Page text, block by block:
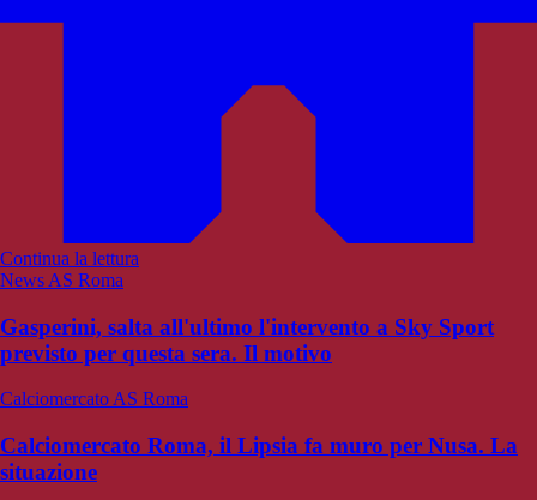
Continua la lettura
News AS Roma
Gasperini, salta all'ultimo l'intervento a Sky Sport
previsto per questa sera. Il motivo
Calciomercato AS Roma
Calciomercato Roma, il Lipsia fa muro per Nusa. La
situazione